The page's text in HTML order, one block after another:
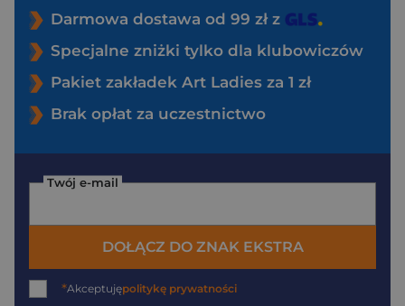
Darmowa dostawa od 99 zł z
Specjalne zniżki tylko dla klubowiczów
Pakiet zakładek Art Ladies za 1 zł
Brak opłat za uczestnictwo
Twój e-mail
DOŁĄCZ DO ZNAK EKSTRA
*Akceptujępolitykę prywatności